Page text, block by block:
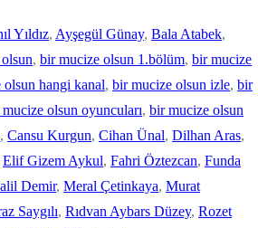
Yıldız, Ayşegül Günay, Bala Atabek
, bir mucize olsun 1.bölüm, bir mucize
hangi kanal, bir mucize olsun izle, bir
olsun oyuncuları, bir mucize olsun
, Cansu Kurgun, Cihan Ünal, Dilhan Aras
Elif Gizem Aykul, Fahri Öztezcan, Funda
Demir, Meral Çetinkaya, Murat
Saygılı, Rıdvan Aybars Düzey, Rozet